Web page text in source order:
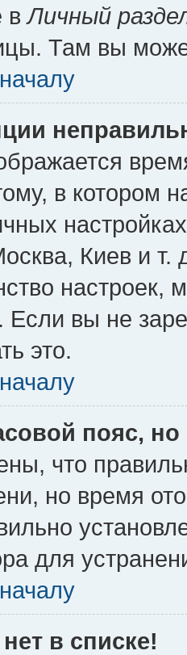
вЛичный
Там вы
в котором
Киев и т.
настроек,
Если вы не
это.
пояс,
что
но время
для
в списке!